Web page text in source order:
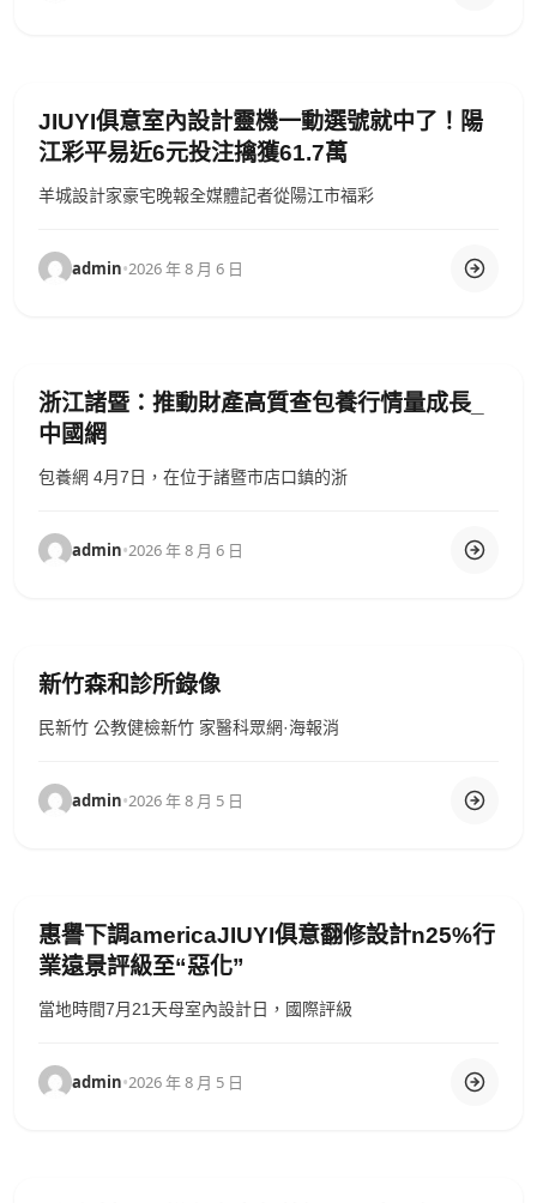
JIUYI俱意室內設計靈機一動選號就中了！陽
江彩平易近6元投注擒獲61.7萬
羊城設計家豪宅晚報全媒體記者從陽江市福彩
admin•2026 年 8 月 6 日
浙江諸暨：推動財產高質查包養行情量成長_
中國網
包養網 4月7日，在位于諸暨市店口鎮的浙
admin•2026 年 8 月 6 日
新竹森和診所錄像
民新竹 公教健檢新竹 家醫科眾網·海報消
admin•2026 年 8 月 5 日
惠譽下調americaJIUYI俱意翻修設計n25%行
業遠景評級至“惡化”
當地時間7月21天母室內設計日，國際評級
admin•2026 年 8 月 5 日